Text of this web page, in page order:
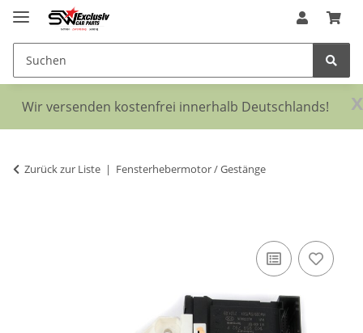
x
Wir versenden kostenfrei innerhalb Deutschlands!
Zurück zur Liste Fensterhebermotor / Gestänge